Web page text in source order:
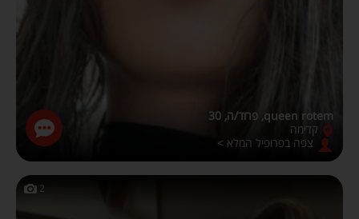
queen rotem, פרוד/ה, 30
קדימה
צפה בפרופיל המלא >
2